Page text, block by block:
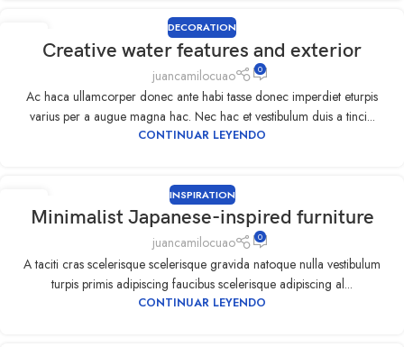
DECORATION
Creative water features and exterior
juancamilocuao 0
Ac haca ullamcorper donec ante habi tasse donec imperdiet eturpis
varius per a augue magna hac. Nec hac et vestibulum duis a tinci...
CONTINUAR LEYENDO
09
SEP
INSPIRATION
Minimalist Japanese-inspired furniture
juancamilocuao 0
A taciti cras scelerisque scelerisque gravida natoque nulla vestibulum
turpis primis adipiscing faucibus scelerisque adipiscing al...
CONTINUAR LEYENDO